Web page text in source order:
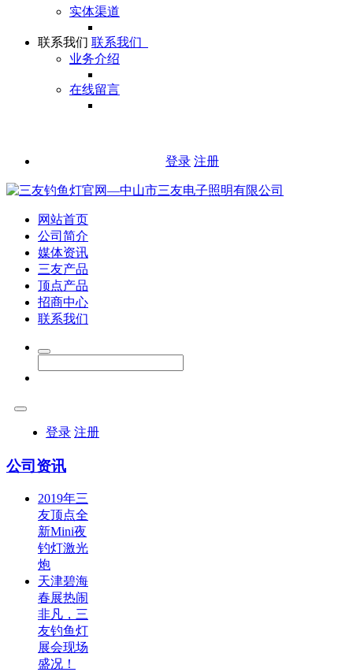
实体渠道
联系我们 联系我们
业务介绍
在线留言
登录 注册
网站首页
公司简介
媒体资讯
三友产品
顶点产品
招商中心
联系我们
登录 注册
公司资讯
2019年三
友顶点全
新Mini夜
钓灯激光
炮
天津碧海
春展热闹
非凡，三
友钓鱼灯
展会现场
盛况！